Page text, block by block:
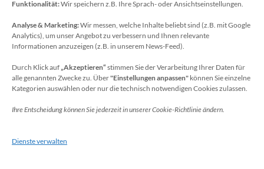
Funktionalität:Wir speichern z.B. Ihre Sprach- oder Ansichtseinstellungen.
Analyse & Marketing:Wir messen, welche Inhalte beliebt sind (z.B. mit Google
Analytics), um unser Angebot zu verbessern und Ihnen relevante
Informationen anzuzeigen (z.B. in unserem News-Feed).
Durch Klick auf „Akzeptieren“ stimmen Sie der Verarbeitung Ihrer Daten für
alle genannten Zwecke zu. Über"Einstellungen anpassen" können Sie einzelne
Kategorien auswählen oder nur die technisch notwendigen Cookies zulassen.
Ihre Entscheidung können Sie jederzeit in unserer Cookie-Richtlinie ändern.
Dienste verwalten
Datenschutzbeauftragter
Sie erreichen unseren Datenschutzbeauftragten
unter:
Wolfgang Dax-Rommswinkel
Kaiser-Wilhelm-Platz 1
Deutschland